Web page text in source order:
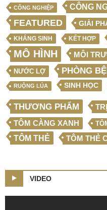
CÔNG NGHIỆP CÔNG
FEATURED GIẢI
KHÁNG SINH KẾT HỢP
MÔ HÌNH MÔI
NƯỚC LỢ PHÒNG
RUỘNG LÚA SINH HỌC
THƯƠNG PHẨM
TÔM CÀNG XANH
TÔM THẺ TÔM THẺ
VIDEO